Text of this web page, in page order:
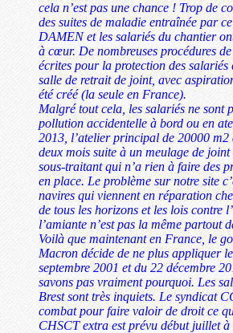
cela n’est pas une chance ! Trop de
des suites de maladie entraînée par
DAMEN et les salariés du chantier
à cœur. De nombreuses procédures
écrites pour la protection des salariés
salle de retrait de joint, avec
été créé (la seule en France).
Malgré tout cela, les salariés ne sont
pollution accidentelle à bord ou en
2013, l’atelier principal de 20000 m2
deux mois suite à un meulage de
sous-traitant qui n’a rien à faire des
en place. Le problème sur notre site
navires qui viennent en réparation
de tous les horizons et les lois contre
l’amiante n’est pas la même partout
Voilà que maintenant en France, le
Macron décide de ne plus appliquer
septembre 2001 et du 22 décembre
savons pas vraiment pourquoi. Les
Brest sont très inquiets. Le syndicat
combat pour faire valoir de droit ce
CHSCT extra est prévu début juillet à